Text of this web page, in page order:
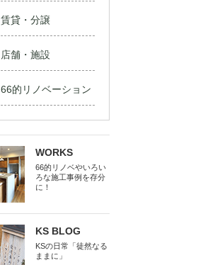
賃貸・分譲
店舗・施設
66的リノベーション
WORKS
66的リノベやいろい
ろな施工事例を存分
に！
KS BLOG
KSの日常「徒然なる
ままに」